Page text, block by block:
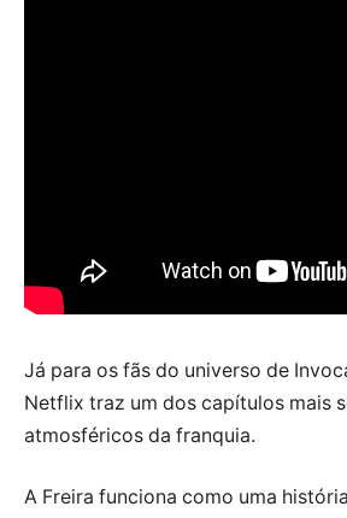
Já para os fãs do universo de
Netflix traz um dos capítulos mais
atmosféricos da franquia.
A Freira funciona como uma